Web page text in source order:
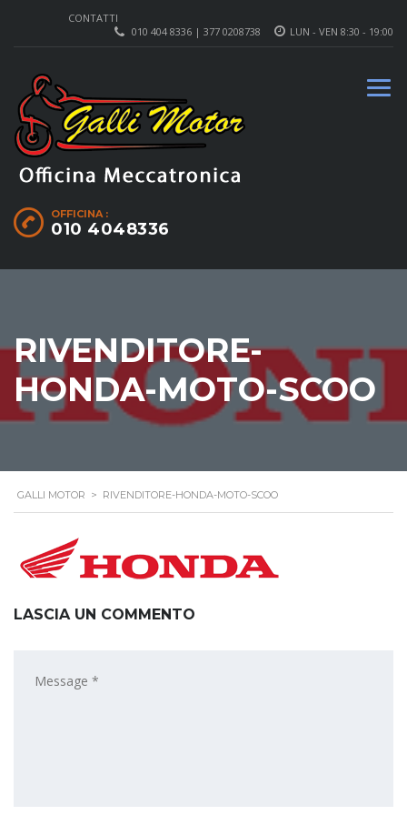
CONTATTI
LUN - VEN 8:30 - 19:00
010 404 8336 | 377 0208738
OFFICINA :
010 4048336
RIVENDITORE-
HONDA-MOTO-SCOO
GALLI MOTOR > RIVENDITORE-HONDA-MOTO-SCOO
LASCIA UN COMMENTO